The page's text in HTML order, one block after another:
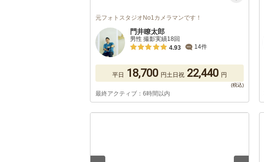
元フォトスタジオNo1カメラマンです！
門井瞭太郎
男性 撮影実績18回
4.93
14件
平日 18,700 円土日祝 22,440 円
最終アクティブ：6時間以内